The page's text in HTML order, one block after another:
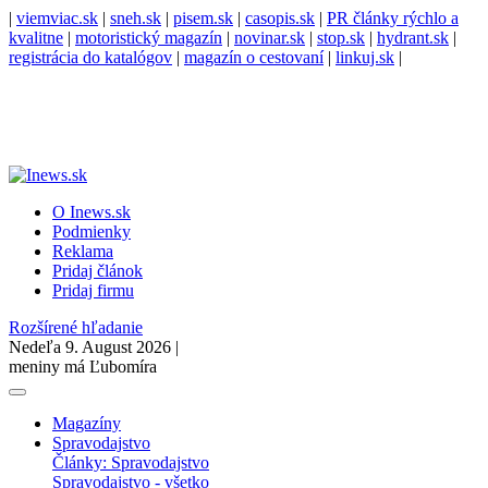
| viemviac.sk | sneh.sk | pisem.sk | casopis.sk | PR články rýchlo a
kvalitne | motoristický magazín | novinar.sk | stop.sk | hydrant.sk |
registrácia do katalógov | magazín o cestovaní| linkuj.sk |
O Inews.sk
Podmienky
Reklama
Pridaj článok
Pridaj firmu
Rozšírené hľadanie
Nedeľa 9. August 2026 |
meniny má Ľubomíra
Magazíny
Spravodajstvo
Články: Spravodajstvo
Spravodajstvo - všetko